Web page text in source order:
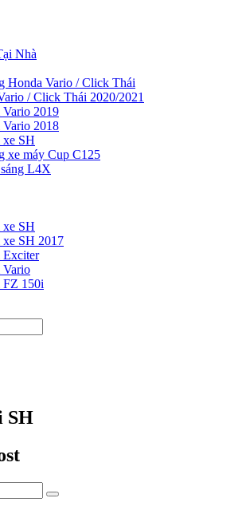
Nhà
Honda Vario / Click Thái
/ Click Thái 2020/2021
2019
2018
SH
xe máy Cup C125
L4X
SH
SH 2017
150i
SH